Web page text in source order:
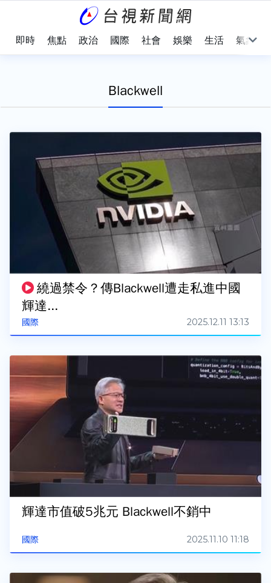
即時 焦點 政治 國際 社會 娛樂 生活 氣象
Blackwell
國際
繞過禁令？傳Blackwell遭走私進中國
輝達...
2025.12.11 13:13
國際
輝達市值破5兆元 Blackwell不銷中
2025.11.10 11:18